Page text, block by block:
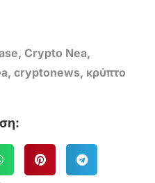
, Crypto Nea,
, cryptonews, κρύπτο